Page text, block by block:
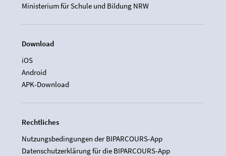
Ministerium für Schule und Bildung NRW
Download
iOS
Android
APK-Download
Rechtliches
Nutzungsbedingungen der BIPARCOURS-App
Datenschutzerklärung für die BIPARCOURS-App